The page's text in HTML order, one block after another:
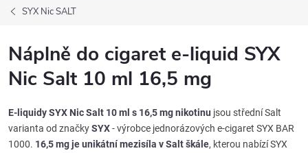
SYX Nic SALT
Náplně do cigaret e-liquid SYX
Nic Salt 10 ml 16,5 mg
E-liquidy SYX Nic Salt 10 ml s 16,5 mg nikotinu jsou střední Salt
varianta od značkySYX- výrobce jednorázových e-cigaret SYX BAR
1000. 16,5 mg je unikátní mezisíla v Salt škále, kterou nabízí SYX